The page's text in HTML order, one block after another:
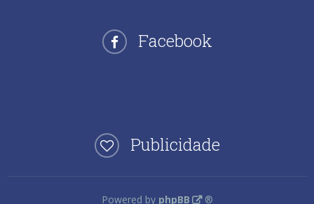
Facebook
Publicidade
Powered by phpBB ®